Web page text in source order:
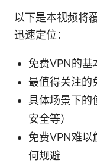
以下是本视频将
迅速定位：
免费VPN的基
最值得关注的
具体场景下的
安全等）
免费VPN难以
何规避